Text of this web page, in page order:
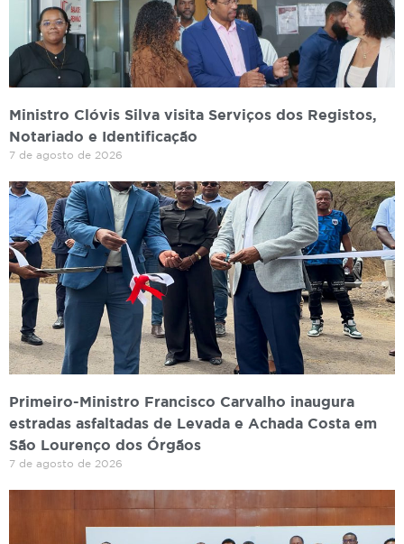
Ministro Clóvis Silva visita Serviços dos Registos,
Notariado e Identificação
7 de agosto de 2026
Primeiro-Ministro Francisco Carvalho inaugura
estradas asfaltadas de Levada e Achada Costa em
São Lourenço dos Órgãos
7 de agosto de 2026